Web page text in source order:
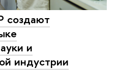
и
индустрии